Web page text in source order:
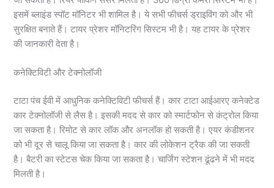
इसमें ब्लाइंड स्पॉट मॉनिटर भी शामिल है। ये सभी फीचर्स ड्राइविंग को और भी
सुरक्षित बनाते हैं। टायर प्रेशर मॉनिटरिंग सिस्टम भी है। यह टायर के प्रेशर
की जानकारी देता है।
कनेक्टिविटी और टेक्नोलॉजी
टाटा पंच ईवी में आधुनिक कनेक्टिविटी फीचर्स हैं। कार टाटा आईआरए कनेक्टेड
कार टेक्नोलॉजी से लैस है। इसकी मदद से कार को स्मार्टफोन से कंट्रोल किया
जा सकता है। रिमोट से कार लॉक और अनलॉक हो सकती है। एयर कंडीशनर
को भी दूर से चालू किया जा सकता है। कार की लोकेशन ट्रैक की जा सकती
है। बैटरी का स्टेटस चेक किया जा सकता है। चार्जिंग स्टेशन ढूंढने में भी मदद
मिलती है।